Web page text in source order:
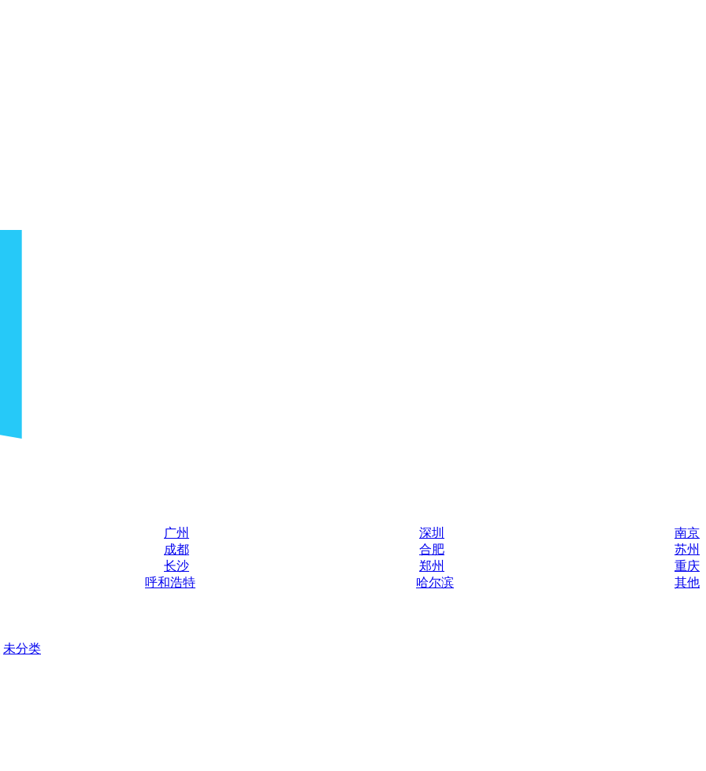
广州 深圳
南京
成都 合肥
苏州
长沙 郑州
重庆
呼和浩特 哈尔滨
其他
未分类